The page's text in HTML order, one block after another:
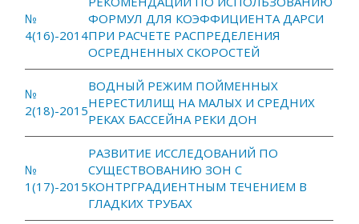
№
4(16)-2014
ФОРМУЛ ДЛЯ КОЭФФИЦИЕНТА ДАРСИ
ПРИ РАСЧЕТЕ РАСПРЕДЕЛЕНИЯ
ОСРЕДНЕННЫХ СКОРОСТЕЙ
№
2(18)-2015
ВОДНЫЙ РЕЖИМ ПОЙМЕННЫХ
НЕРЕСТИЛИЩ НА МАЛЫХ И СРЕДНИХ
РЕКАХ БАССЕЙНА РЕКИ ДОН
№
1(17)-2015
РАЗВИТИЕ ИССЛЕДОВАНИЙ ПО
СУЩЕСТВОВАНИЮ ЗОН С
КОНТРГРАДИЕНТНЫМ ТЕЧЕНИЕМ В
ГЛАДКИХ ТРУБАХ